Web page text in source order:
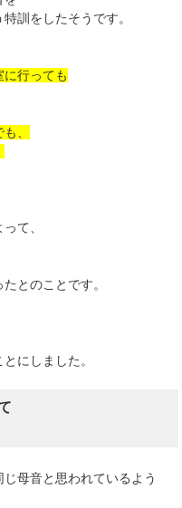
訓をしたそうです。
行っても
、
て、
とのことです。
にしました。
母音と思われているよう